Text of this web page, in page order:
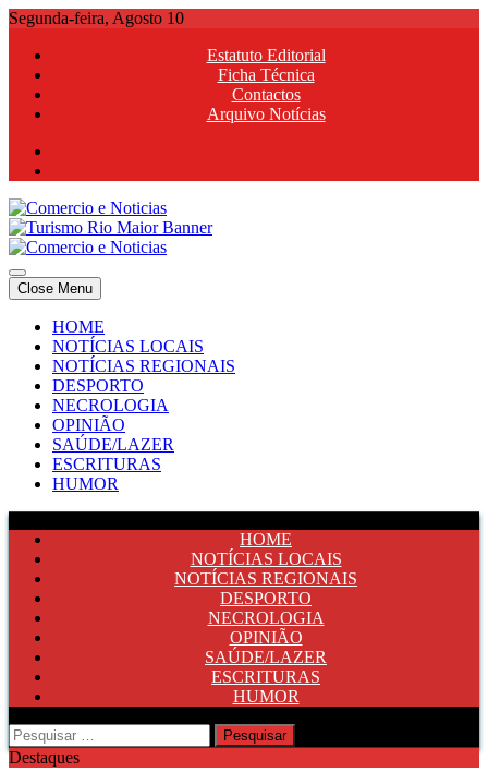
Skip
content
Segunda-feira, Agosto 10
Estatuto Editorial
Ficha Técnica
Contactos
Arquivo Notícias
Comercio e Noticias
Notícias e Publicidade Online
Comercio e Noticias
Notícias e Publicidade Online
Close Menu
HOME
NOTÍCIAS LOCAIS
NOTÍCIAS REGIONAIS
DESPORTO
NECROLOGIA
OPINIÃO
SAÚDE/LAZER
ESCRITURAS
HUMOR
HOME
NOTÍCIAS LOCAIS
NOTÍCIAS REGIONAIS
DESPORTO
NECROLOGIA
OPINIÃO
SAÚDE/LAZER
ESCRITURAS
HUMOR
Pesquisar
por:
Destaques